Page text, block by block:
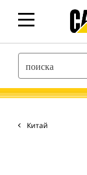
SEARCH
Китай